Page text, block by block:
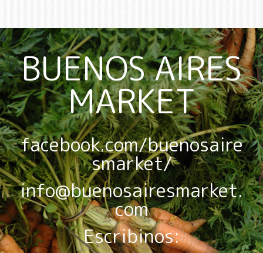
BUENOS AIRES
MARKET
facebook.com/buenosaire
smarket/
info@buenosairesmarket.
com
Escribinos: